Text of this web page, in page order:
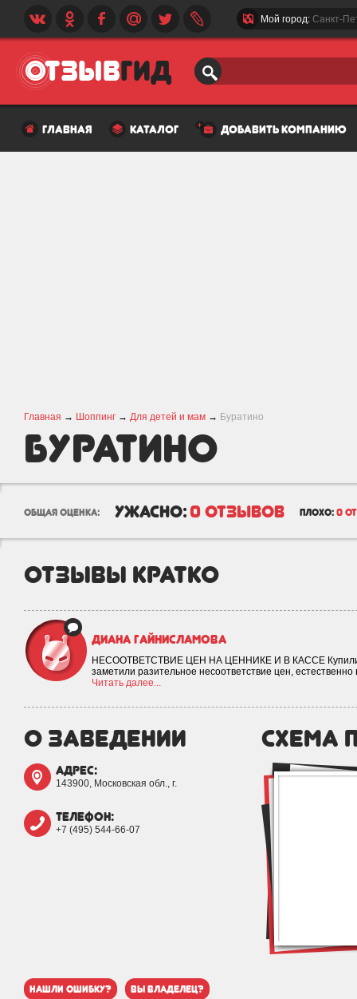
Мой город: Санкт-
главная каталог добавить компанию
Главная → Шоппинг → Для детей и мам → Буратино
Буратино
общая оценка: ужасно: 0 отзывов плохо: 0
отзывы кратко
Диана Гайнисламова
НЕСООТВЕТСТВИЕ ЦЕН НА ЦЕННИКЕ И В КАССЕ Купили
заметили разительное несоответствие цен,
Читать далее...
о заведении
адрес:
143900, Московская обл., г.
телефон:
+7 (495) 544-66-07
схема
нашли ошибку? вы владелец?